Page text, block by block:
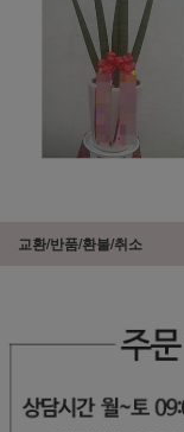
교환/반품/환불/취소